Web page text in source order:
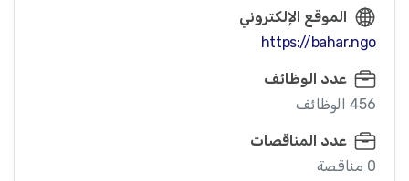
الموقع الإلكتروني
https://bahar.ngo
عدد الوظائف
456 الوظائف
عدد المناقصات
0 مناقصة